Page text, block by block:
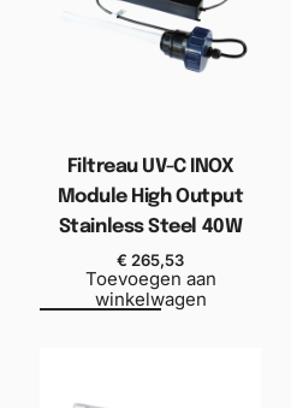
Filtreau UV-C INOX
Module High Output
Stainless Steel 40W
€ 265,53
Toevoegen aan
winkelwagen